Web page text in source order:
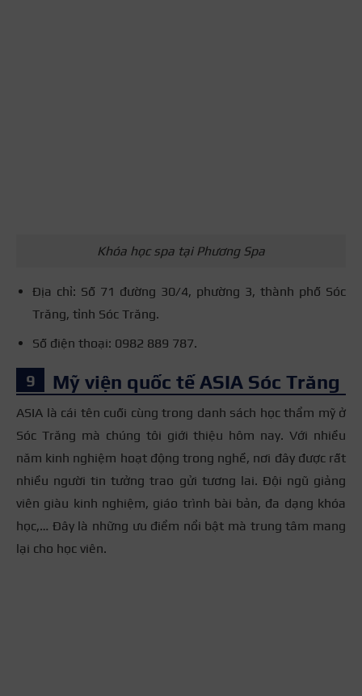
Khóa học spa tại Phương Spa
Địa chỉ: Số 71 đường 30/4, phường 3, thành phố Sóc
Trăng, tỉnh Sóc Trăng.
Số điện thoại: 0982 889 787.
Mỹ viện quốc tế ASIA Sóc Trăng
ASIA là cái tên cuối cùng trong danh sách học thẩm mỹ ở
Sóc Trăng mà chúng tôi giới thiệu hôm nay. Với nhiều
năm kinh nghiệm hoạt động trong nghề, nơi đây được rất
nhiều người tin tưởng trao gửi tương lai. Đội ngũ giảng
viên giàu kinh nghiệm, giáo trình bài bản, đa dạng khóa
học,… Đây là những ưu điểm nổi bật mà trung tâm mang
lại cho học viên.